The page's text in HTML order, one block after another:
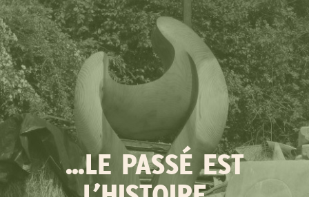
…LE PASSÉ EST